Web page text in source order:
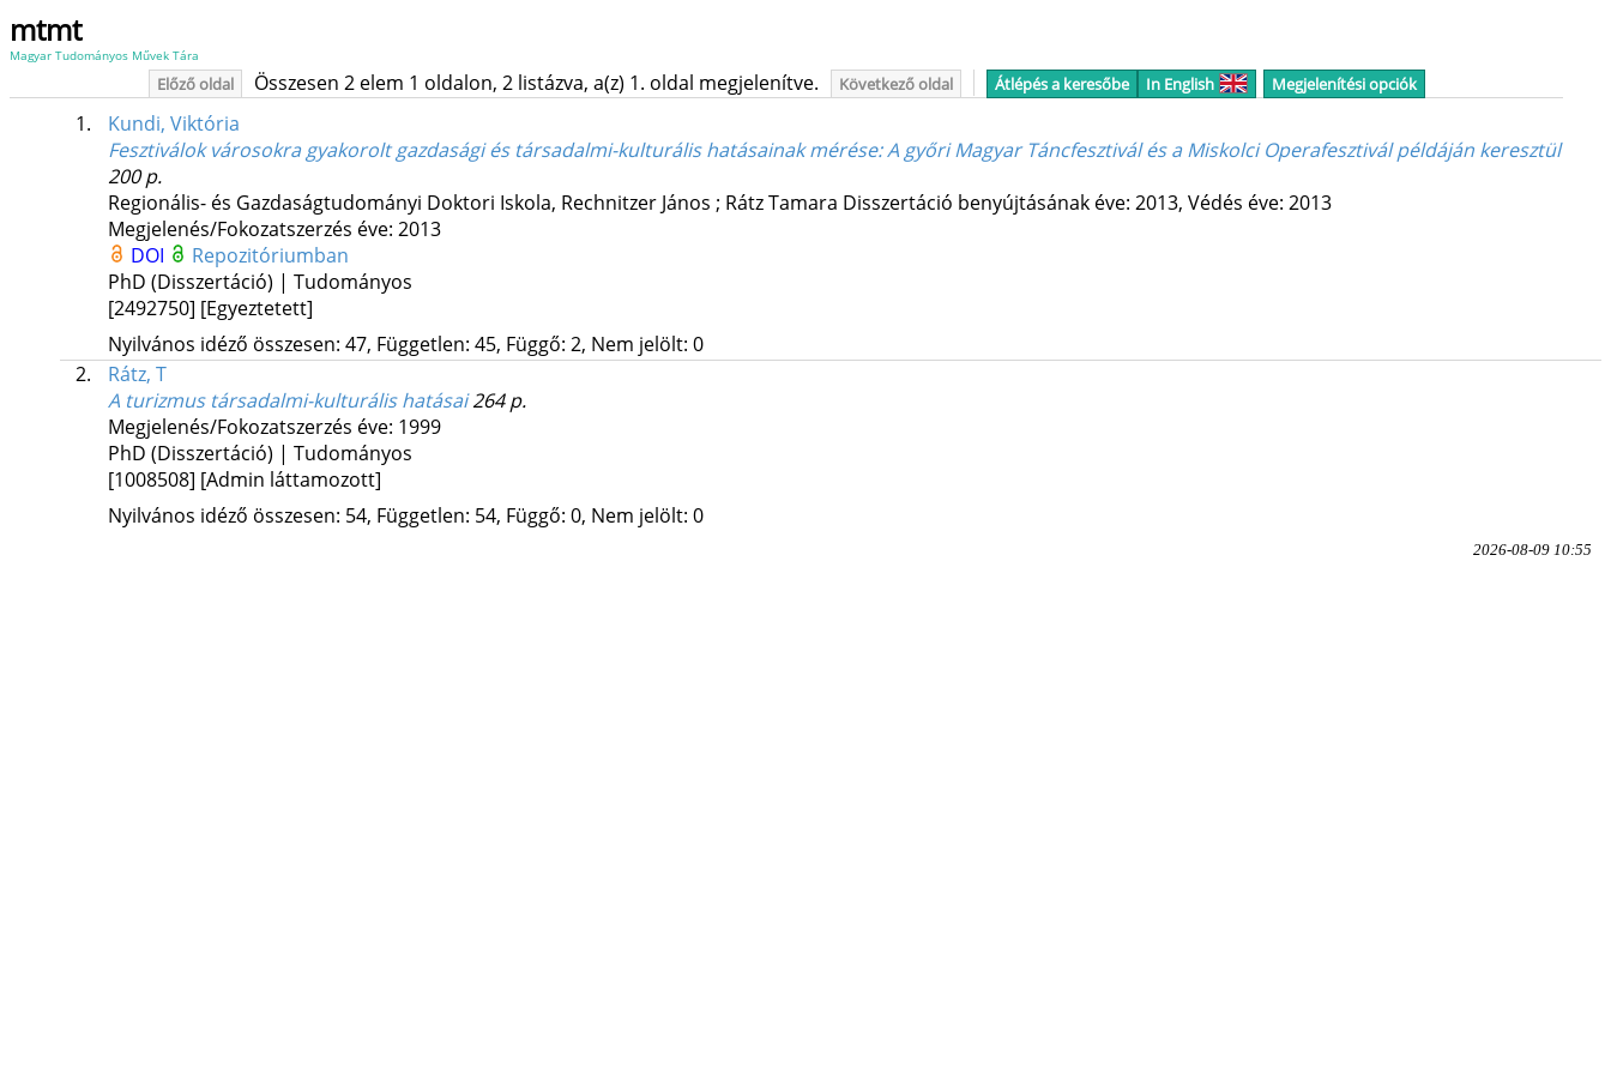
mtmt
Magyar Tudományos Művek Tára
Előző oldal Összesen 2 elem 1 oldalon, 2 listázva, a(z) 1. oldal megjelenítve. Következő oldal Átlépés a keresőbe In English Megjelenítési opciók
1.
Kundi, Viktória
Fesztiválok városokra gyakorolt gazdasági és társadalmi-kulturális hatásainak mérése: A győri Magyar Táncfesztivál és a Miskolci Operafesztivál példáján keresztül
200 p.
Regionális- és Gazdaságtudományi Doktori Iskola, Rechnitzer János ; Rátz Tamara Disszertáció benyújtásának éve: 2013, Védés éve: 2013
Megjelenés/Fokozatszerzés éve: 2013
DOI
Repozitóriumban
PhD (Disszertáció) | Tudományos
[2492750] [Egyeztetett]
Nyilvános idéző összesen: 47, Független: 45, Függő: 2, Nem jelölt: 0
2.
Rátz, T
A turizmus társadalmi-kulturális hatásai264 p.
Megjelenés/Fokozatszerzés éve: 1999
PhD (Disszertáció) | Tudományos
[1008508] [Admin láttamozott]
Nyilvános idéző összesen: 54, Független: 54, Függő: 0, Nem jelölt: 0
2026-08-09 10:55